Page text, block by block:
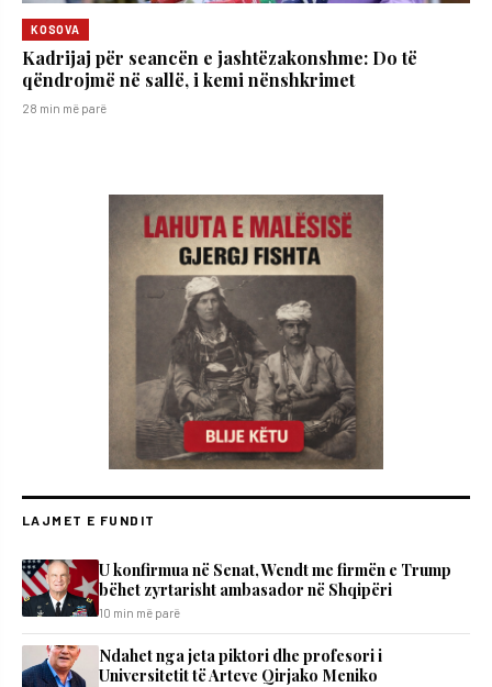
KOSOVA
Kadrijaj për seancën e jashtëzakonshme: Do të
qëndrojmë në sallë, i kemi nënshkrimet
28 min më parë
LAJMET E FUNDIT
U konfirmua në Senat, Wendt me firmën e Trump
bëhet zyrtarisht ambasador në Shqipëri
10 min më parë
Ndahet nga jeta piktori dhe profesori i
Universitetit të Arteve Qirjako Meniko